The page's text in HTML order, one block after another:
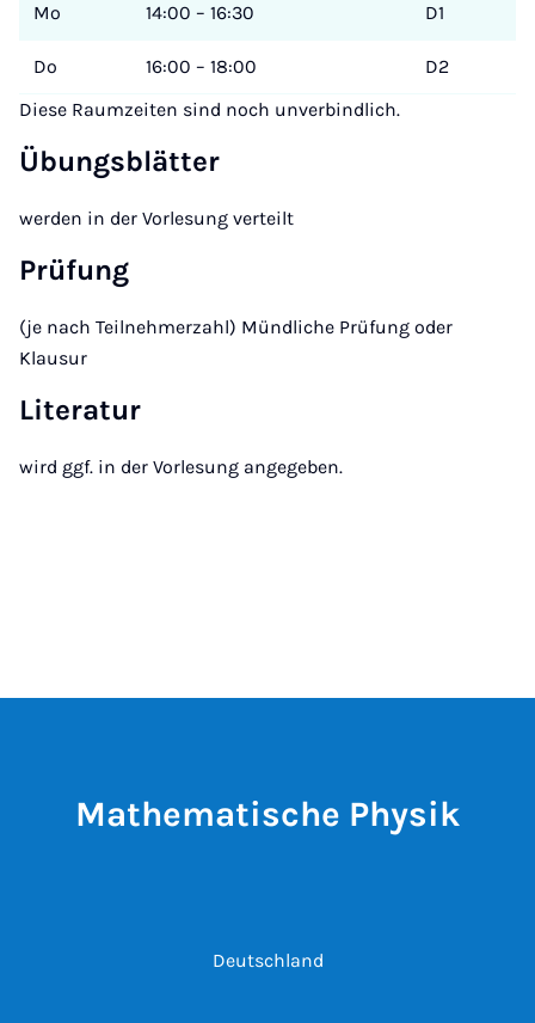
Mo 14:00 – 16:30 D1
Do 16:00 – 18:00
D2
Diese Raumzeiten sind noch unverbindlich.
Übungsblätter
werden in der Vorlesung verteilt
Prüfung
(je nach Teilnehmerzahl) Mündliche Prüfung oder
Klausur
Literatur
wird ggf. in der Vorlesung angegeben.
Mathematische Physik
Deutschland